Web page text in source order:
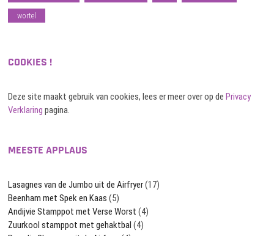
wortel
COOKIES !
Deze site maakt gebruik van cookies, lees er meer over op dePrivacy
Verklaring pagina.
MEESTE APPLAUS
Lasagnes van de Jumbo uit de Airfryer(17)
Beenham met Spek en Kaas (5)
Andijvie Stamppot met Verse Worst (4)
Zuurkool stamppot met gehaktbal (4)